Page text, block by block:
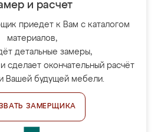
и расчет
приедет к Вам с каталогом
материалов,
детальные замеры,
сделает окончательный расчёт
Вашей будущей мебели.
ЗАМЕРЩИКА